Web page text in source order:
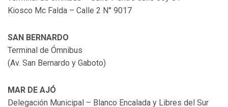
Kiosco Mc Falda – Calle 2 N° 9017
SAN BERNARDO
Terminal de Ómnibus
(Av. San Bernardo y Gaboto)
MAR DE AJÓ
Delegación Municipal – Blanco Encalada y Libres del Sur